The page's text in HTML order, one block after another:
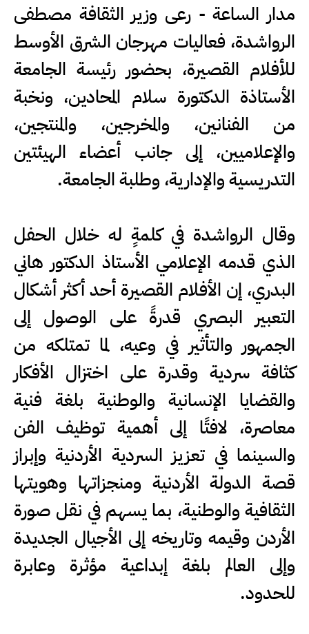
مدار الساعة - رعى وزير الثقافة مصطفى
الرواشدة، فعاليات مهرجان الشرق الأوسط
للأفلام القصيرة، بحضور رئيسة الجامعة
الأستاذة الدكتورة سلام المحادين، ونخبة
من الفنانين، والمخرجين، والمنتجين،
والإعلاميين، إلى جانب أعضاء الهيئتين
التدريسية والإدارية، وطلبة الجامعة.
وقال الرواشدة في كلمةٍ له خلال الحفل
الذي قدمه الإعلامي الأستاذ الدكتور هاني
البدري، إن الأفلام القصيرة أحد أكثر أشكال
التعبير البصري قدرةً على الوصول إلى
الجمهور والتأثير في وعيه، لما تمتلكه من
كثافة سردية وقدرة على اختزال الأفكار
والقضايا الإنسانية والوطنية بلغة فنية
معاصرة، لافتًا إلى أهمية توظيف الفن
والسينما في تعزيز السردية الأردنية وإبراز
قصة الدولة الأردنية ومنجزاتها وهويتها
الثقافية والوطنية، بما يسهم في نقل صورة
الأردن وقيمه وتاريخه إلى الأجيال الجديدة
وإلى العالم بلغة إبداعية مؤثرة وعابرة
للحدود.